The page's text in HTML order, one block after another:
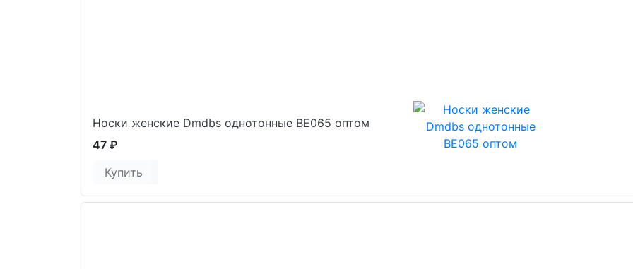
Носки женские Dmdbs однотонные ВЕ065 оптом
47 ₽
Купить